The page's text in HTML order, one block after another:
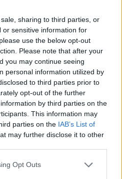
sharing to third parties, or
or sensitive information for
use the below opt-out
Please note that after your
you may continue seeing
personal information utilized by
to third parties prior to
opt-out of the further
by third parties on the
This information may
parties on the IAB’s List of
may further disclose it to other
Opt Outs
A Tanger
épülő ipari park,
Sanghajnak”
elkészültekor
fogad be
foglalkozó Sentury
föld használatáról
országvezetéssel, 300
hozva az ipari
VI Tangier Tech City és
vállalatoknak gyártási